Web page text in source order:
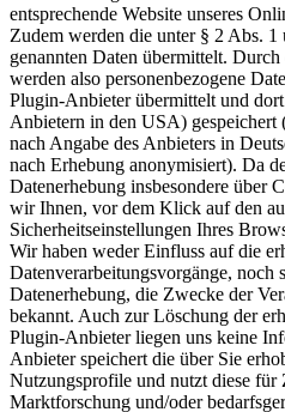
entsprechende Website unseres
Zudem werden die unter § 2 Abs. 1
genannten Daten übermittelt.
werden also personenbezogene
Plugin-Anbieter übermittelt und
Anbietern in den USA)
nach Angabe des Anbieters in
nach Erhebung anonymisiert). Da
Datenerhebung insbesondere über
wir Ihnen, vor dem Klick auf den
Sicherheitseinstellungen Ihres
Wir haben weder Einfluss auf die
Datenverarbeitungsvorgänge, noch
Datenerhebung, die Zwecke der
bekannt. Auch zur Löschung der
Plugin-Anbieter liegen uns keine
Anbieter speichert die über Sie
Nutzungsprofile und nutzt diese für
Marktforschung und/oder